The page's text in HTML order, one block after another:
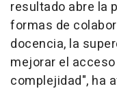
resultado abre la
formas de
docencia, la
mejorar el
complejidad", ha